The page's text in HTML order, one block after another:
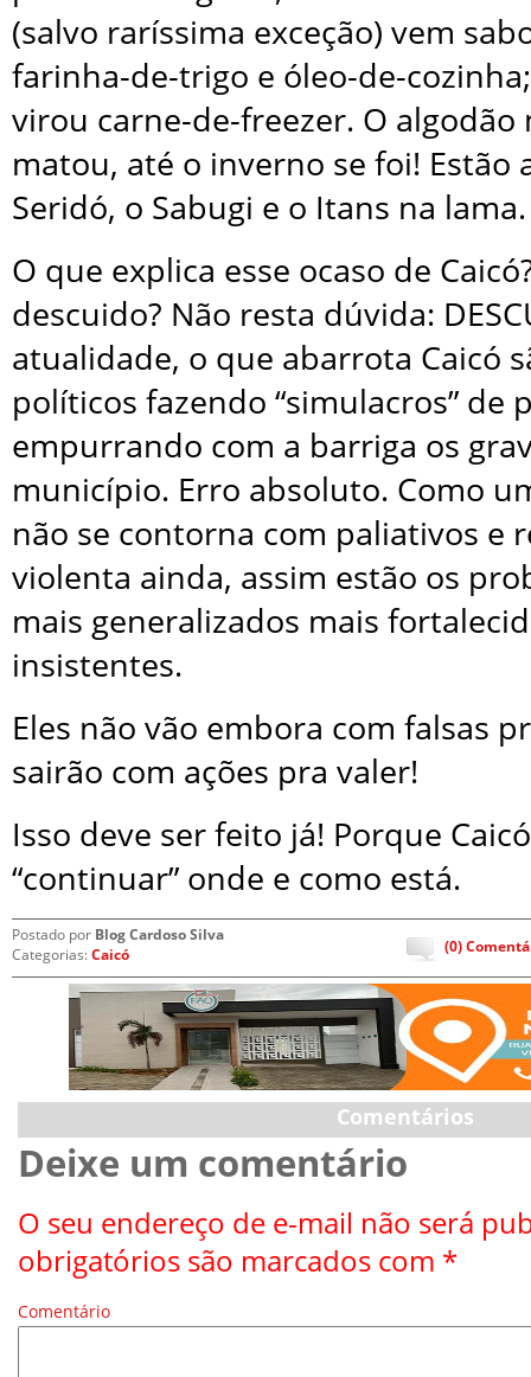
(salvo raríssima exceção) vem
farinha-de-trigo e óleo-de-
virou carne-de-freezer. O algodão
matou, até o inverno se foi! Estão
Seridó, o Sabugi e o Itans na lama.
O que explica esse ocaso de
descuido? Não resta dúvida:
atualidade, o que abarrota Caicó
políticos fazendo “simulacros” de
empurrando com a barriga os
município. Erro absoluto. Como
não se contorna com paliativos e
violenta ainda, assim estão os
mais generalizados mais
insistentes.
Eles não vão embora com falsas
sairão com ações pra valer!
Isso deve ser feito já! Porque
“continuar” onde e como está.
Postado por Blog Cardoso Silva
Categorias:Caicó (0)
Comentários
Deixe um comentário
O seu endereço de e-mail não será
obrigatórios são marcados com *
Comentário